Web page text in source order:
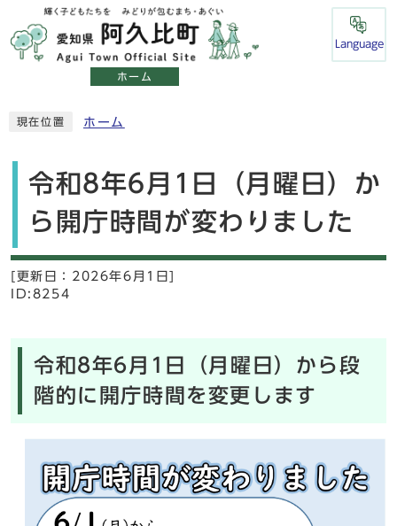
ホーム
Language
現在位置 ホーム
令和8年6月1日（月曜日）か
ら開庁時間が変わりました
[更新日： 2026年6月1日]
ID:8254
令和8年6月1日（月曜日）から段
階的に開庁時間を変更します